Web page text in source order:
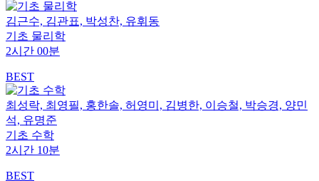
김근수, 김관표, 박성찬, 유휘동
기초 물리학
2시간 00분
BEST
최성락, 최영필, 홍한솔, 허영미, 김병한, 이승철, 박승경, 양민
석, 유명준
기초 수학
2시간 10분
BEST